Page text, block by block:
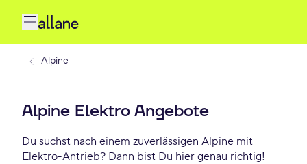
Alpine
Alpine Elektro Angebote
Du suchst nach einem zuverlässigen Alpine mit
Elektro-Antrieb? Dann bist Du hier genau richtig!